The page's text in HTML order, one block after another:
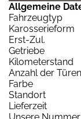
Allgemeine
Fahrzeugtyp
Karosserieform
Erst-Zul.
Getriebe
Kilometerstand
Anzahl der Türen
Farbe
Standort
Lieferzeit
Unsere Nummer